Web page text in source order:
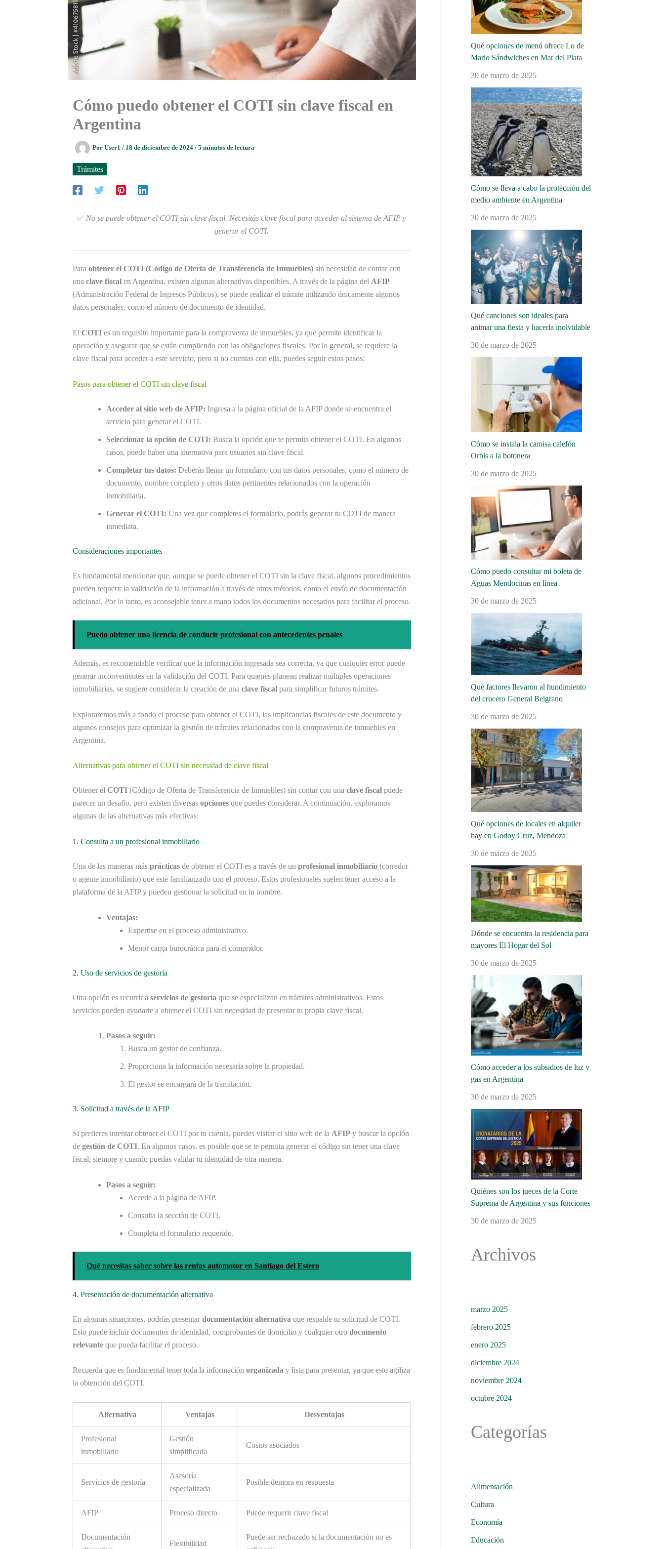
Cómo puedo obtener el COTI sin clave fiscal en
Argentina
Por User1 / 18 de diciembre de 2024 / 5 minutos de lectura
Trámites
✅ No se puede obtener el COTI sin clave fiscal. Necesitás clave fiscal para acceder al sistema de AFIP y
generar el COTI.
Para obtener el COTI (Código de Oferta de Transferencia de Inmuebles) sin necesidad de contar con
una clave fiscal en Argentina, existen algunas alternativas disponibles. A través de la página del AFIP
(Administración Federal de Ingresos Públicos), se puede realizar el trámite utilizando únicamente algunos
datos personales, como el número de documento de identidad.
El COTI es un requisito importante para la compraventa de inmuebles, ya que permite identificar la
operación y asegurar que se están cumpliendo con las obligaciones fiscales. Por lo general, se requiere la
clave fiscal para acceder a este servicio, pero si no cuentas con ella, puedes seguir estos pasos:
Pasos para obtener el COTI sin clave fiscal
Acceder al sitio web de AFIP: Ingresa a la página oficial de la AFIP donde se encuentra el
servicio para generar el COTI.
Seleccionar la opción de COTI: Busca la opción que te permita obtener el COTI. En algunos
casos, puede haber una alternativa para usuarios sin clave fiscal.
Completar tus datos: Deberás llenar un formulario con tus datos personales, como el número de
documento, nombre completo y otros datos pertinentes relacionados con la operación
inmobiliaria.
Generar el COTI: Una vez que completes el formulario, podrás generar tu COTI de manera
inmediata.
Consideraciones importantes
Es fundamental mencionar que, aunque se puede obtener el COTI sin la clave fiscal, algunos procedimientos
pueden requerir la validación de la información a través de otros métodos, como el envío de documentación
adicional. Por lo tanto, es aconsejable tener a mano todos los documentos necesarios para facilitar el proceso.
Puedo obtener una licencia de conducir profesional con antecedentes penales
Además, es recomendable verificar que la información ingresada sea correcta, ya que cualquier error puede
generar inconvenientes en la validación del COTI. Para quienes planean realizar múltiples operaciones
inmobiliarias, se sugiere considerar la creación de una clave fiscal para simplificar futuros trámites.
Exploraremos más a fondo el proceso para obtener el COTI, las implicancias fiscales de este documento y
algunos consejos para optimizar la gestión de trámites relacionados con la compraventa de inmuebles en
Argentina.
Alternativas para obtener el COTI sin necesidad de clave fiscal
Obtener el COTI (Código de Oferta de Transferencia de Inmuebles) sin contar con una clave fiscal puede
parecer un desafío, pero existen diversas opciones que puedes considerar. A continuación, exploramos
algunas de las alternativas más efectivas:
1. Consulta a un profesional inmobiliario
Una de las maneras más prácticas de obtener el COTI es a través de un profesional inmobiliario (corredor
o agente inmobiliario) que esté familiarizado con el proceso. Estos profesionales suelen tener acceso a la
plataforma de la AFIP y pueden gestionar la solicitud en tu nombre.
Ventajas:
Expertise en el proceso administrativo.
Menor carga burocrática para el comprador.
2. Uso de servicios de gestoría
Otra opción es recurrir a servicios de gestoría que se especializan en trámites administrativos. Estos
servicios pueden ayudarte a obtener el COTI sin necesidad de presentar tu propia clave fiscal.
Pasos a seguir:
Busca un gestor de confianza.
Proporciona la información necesaria sobre la propiedad.
El gestor se encargará de la tramitación.
3. Solicitud a través de la AFIP
Si prefieres intentar obtener el COTI por tu cuenta, puedes visitar el sitio web de la AFIP y buscar la opción
de gestión de COTI. En algunos casos, es posible que se te permita generar el código sin tener una clave
fiscal, siempre y cuando puedas validar tu identidad de otra manera.
Pasos a seguir:
Accede a la página de AFIP.
Consulta la sección de COTI.
Completa el formulario requerido.
Qué necesitas saber sobre las rentas automotor en Santiago del Estero
4. Presentación de documentación alternativa
En algunas situaciones, podrías presentar documentación alternativa que respalde tu solicitud de COTI.
Esto puede incluir documentos de identidad, comprobantes de domicilio y cualquier otro documento
relevante que pueda facilitar el proceso.
Recuerda que es fundamental tener toda la información organizada y lista para presentar, ya que esto agiliza
la obtención del COTI.
Alternativa Ventajas Desventajas
Profesional
inmobiliario
Gestión
simplificada
Costos asociados
Servicios de gestoría
Asesoría
especializada
Posible demora en respuesta
AFIP Proceso directo Puede requerir clave fiscal
Documentación
Flexibilidad
Puede ser rechazado si la documentación no es
Qué opciones de menú ofrece Lo de
Mario Sándwiches en Mar del Plata
30 de marzo de 2025
Cómo se lleva a cabo la protección del
medio ambiente en Argentina
30 de marzo de 2025
Qué canciones son ideales para
animar una fiesta y hacerla inolvidable
30 de marzo de 2025
Cómo se instala la camisa calefón
Orbis a la botonera
30 de marzo de 2025
Cómo puedo consultar mi boleta de
Aguas Mendocinas en línea
30 de marzo de 2025
Qué factores llevaron al hundimiento
del crucero General Belgrano
30 de marzo de 2025
Qué opciones de locales en alquiler
hay en Godoy Cruz, Mendoza
30 de marzo de 2025
Dónde se encuentra la residencia para
mayores El Hogar del Sol
30 de marzo de 2025
Cómo acceder a los subsidios de luz y
gas en Argentina
30 de marzo de 2025
Quiénes son los jueces de la Corte
Suprema de Argentina y sus funciones
30 de marzo de 2025
Archivos
marzo 2025
febrero 2025
enero 2025
diciembre 2024
noviembre 2024
octubre 2024
Categorías
Alimentación
Cultura
Economía
Educación